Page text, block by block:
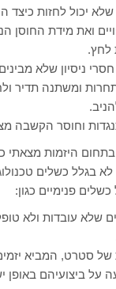
שלא יכול לחזות כיצד
ואת מידת החוסן
לחץ.
חסרי ניסיון שלא
ומשתנה תדיר
וחוסר הקשבה
היזמות מצאתי
בגלל כשלים
פנימיים כגון:
שלא עובדות ולא
של סטרט, המביא
על ביצועיהם באופן